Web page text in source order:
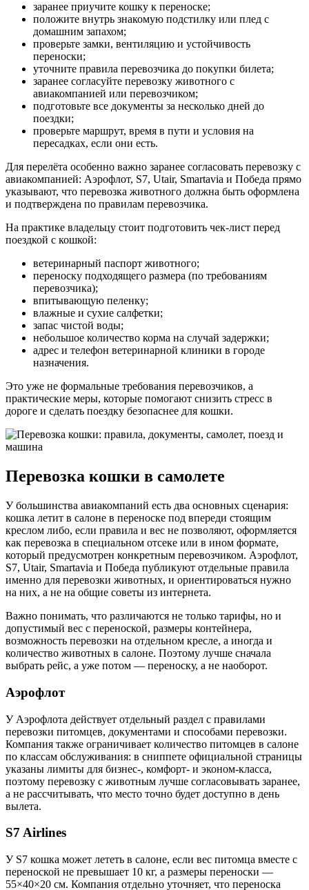
заранее приучите кошку к переноске;
положите внутрь знакомую подстилку или плед с
домашним запахом;
проверьте замки, вентиляцию и устойчивость
переноски;
уточните правила перевозчика до покупки билета;
заранее согласуйте перевозку животного с
авиакомпанией или перевозчиком;
подготовьте все документы за несколько дней до
поездки;
проверьте маршрут, время в пути и условия на
пересадках, если они есть.
Для перелёта особенно важно заранее согласовать перевозку с
авиакомпанией: Аэрофлот, S7, Utair, Smartavia и Победа прямо
указывают, что перевозка животного должна быть оформлена
и подтверждена по правилам перевозчика.
На практике владельцу стоит подготовить чек-лист перед
поездкой с кошкой:
ветеринарный паспорт животного;
переноску подходящего размера (по требованиям
перевозчика);
впитывающую пеленку;
влажные и сухие салфетки;
запас чистой воды;
небольшое количество корма на случай задержки;
адрес и телефон ветеринарной клиники в городе
назначения.
Это уже не формальные требования перевозчиков, а
практические меры, которые помогают снизить стресс в
дороге и сделать поездку безопаснее для кошки.
Перевозка кошки в самолете
У большинства авиакомпаний есть два основных сценария:
кошка летит в салоне в переноске под впереди стоящим
креслом либо, если правила и вес не позволяют, оформляется
как перевозка в специальном отсеке или в ином формате,
который предусмотрен конкретным перевозчиком. Аэрофлот,
S7, Utair, Smartavia и Победа публикуют отдельные правила
именно для перевозки животных, и ориентироваться нужно
на них, а не на общие советы из интернета.
Важно понимать, что различаются не только тарифы, но и
допустимый вес с переноской, размеры контейнера,
возможность перевозки на отдельном кресле, а иногда и
количество животных в салоне. Поэтому лучше сначала
выбрать рейс, а уже потом — переноску, а не наоборот.
Аэрофлот
У Аэрофлота действует отдельный раздел с правилами
перевозки питомцев, документами и способами перевозки.
Компания также ограничивает количество питомцев в салоне
по классам обслуживания: в сниппете официальной страницы
указаны лимиты для бизнес-, комфорт- и эконом-класса,
поэтому перевозку с животным лучше согласовывать заранее,
а не рассчитывать, что место точно будет доступно в день
вылета.
S7 Airlines
У S7 кошка может лететь в салоне, если вес питомца вместе с
переноской не превышает 10 кг, а размеры переноски —
55×40×20 см. Компания отдельно уточняет, что переноска